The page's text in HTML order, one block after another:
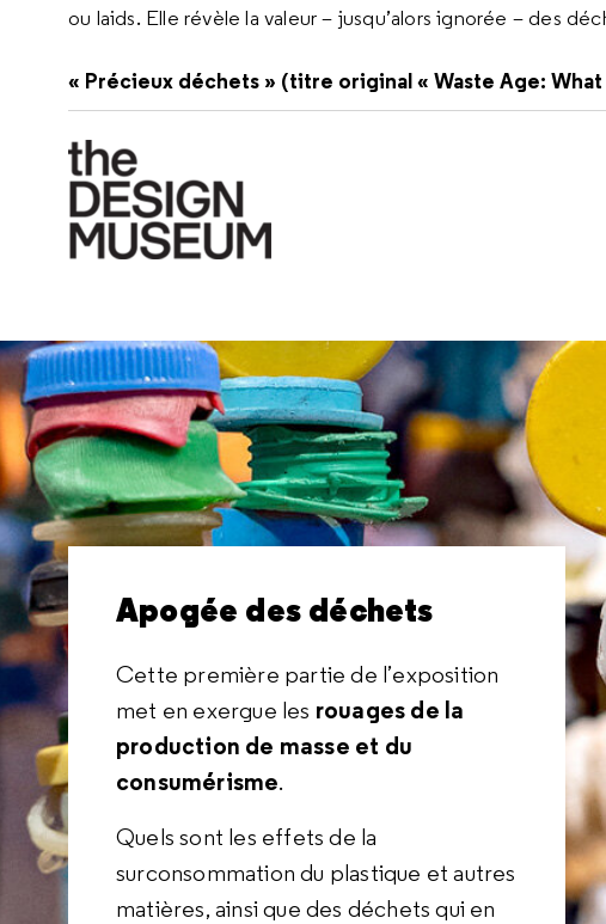
ou laids. Elle révèle la valeur – jusqu’alors ignorée – des
« Précieux déchets » (titre original « Waste Age:
Apogée des déchets
Cette première partie de l’exposition
met en exergue les rouages de la
production de masse et du
consumérisme.
Quels sont les effets de la
surconsommation du plastique et autres
matières, ainsi que des déchets qui en
Potentiel des déchets
Cette deuxième partie vous incite à
porter un regard différent sur les
déchets
composés de matières végétales et de
plastique recyclé, comme ceux de
Stella McCartney, ou la transformation
Dans cette dernière partie,explorez
des pistes de réflexionimaginées par
des designers visionnaires pour
soutenir la « conception régénératrice
» et respecter l’économie circulaire.